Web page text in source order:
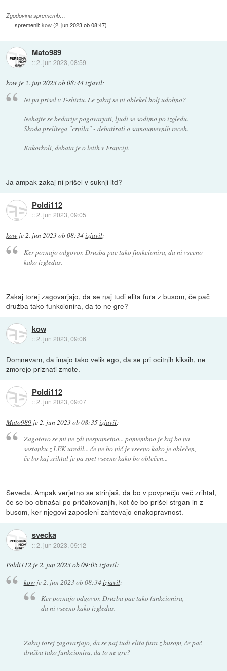
Zgodovina sprememb…
spremenil:kow(2. jun 2023 ob 08:47)
Mato989
::2. jun 2023, 08:59
kow je 2. jun 2023 ob 08:44izjavil:
Ni pa prisel v T-shirtu. Le zakaj se ni oblekel bolj udobno?
Nehajte se bedarije pogovarjati, ljudi se sodimo po izgledu.
Skoda prelitega "crnila" - debatirati o samoumevnih receh.
Kakorkoli, debata je o letih v Franciji.
Ja ampak zakaj ni prišel v suknji itd?
Poldi112
::2. jun 2023, 09:05
kow je2. jun 2023 ob 08:34izjavil:
Ker poznajo odgovor. Druzba pac tako funkcionira, da ni vseeno
kako izgledas.
Zakaj torej zagovarjajo, da se naj tudi elita fura z busom, če pač
družba tako funkcionira, da to ne gre?
kow
::2. jun 2023, 09:06
Domnevam, da imajo tako velik ego, da se pri ocitnih kiksih, ne
zmorejo priznati zmote.
Poldi112
::2. jun 2023, 09:07
Mato989 je2. jun 2023 ob 08:35izjavil:
Zagotovo se mi ne zdi nespametno... pomembno je kaj bo na
sestanku z LEK uredil... če ne bo nič je vseeno kako je oblečen,
če bo kaj zrihtal je pa spet vseeno kako bo oblečen...
Seveda. Ampak verjetno se strinjaš, da bo v povprečju več zrihtal,
če se bo obnašal po pričakovanjih, kot če bo prišel strgan in z
busom, ker njegovi zaposleni zahtevajo enakopravnost.
svecka
::2. jun 2023, 09:12
Poldi112 je2. jun 2023 ob 09:05izjavil:
kowje 2. jun 2023 ob 08:34izjavil:
Ker poznajo odgovor. Druzba pac tako funkcionira,
da ni vseeno kako izgledas.
Zakaj torej zagovarjajo, da se naj tudi elita fura z busom, če pač
družba tako funkcionira, da to ne gre?